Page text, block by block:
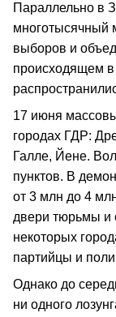
Параллельно в
многотысячный
выборов и
происходящем
17 июня
городах ГДР:
Галле, Йене.
пунктов. В
от 3 млн до 4
двери тюрьмы и
некоторых
партийцы и
Однако до
ни одного